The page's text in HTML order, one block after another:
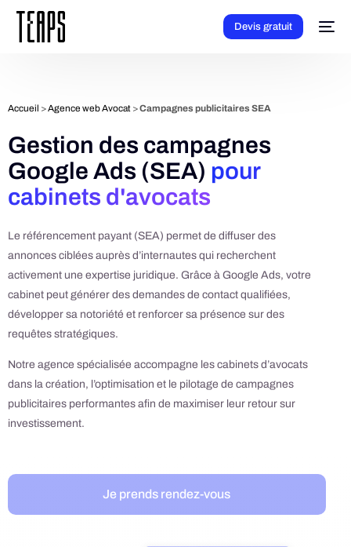
Devis gratuit
Accueil >Agence web Avocat >Campagnes publicitaires SEA
Gestion des campagnes
Google Ads (SEA) pour
cabinets d'avocats
Le référencement payant (SEA) permet de diffuser des
annonces ciblées auprès d’internautes qui recherchent
activement une expertise juridique. Grâce à Google Ads, votre
cabinet peut générer des demandes de contact qualifiées,
développer sa notoriété et renforcer sa présence sur des
requêtes stratégiques.
Notre agence spécialisée accompagne les cabinets d’avocats
dans la création, l’optimisation et le pilotage de campagnes
publicitaires performantes afin de maximiser leur retour sur
investissement.
Je prends rendez-vous